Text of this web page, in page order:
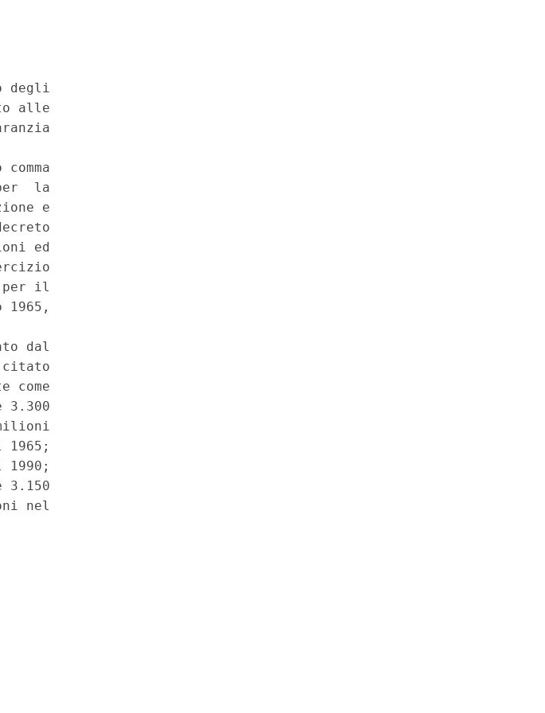
degli
alle
comma
la
e
ed
per il
dal
citato
come
nel